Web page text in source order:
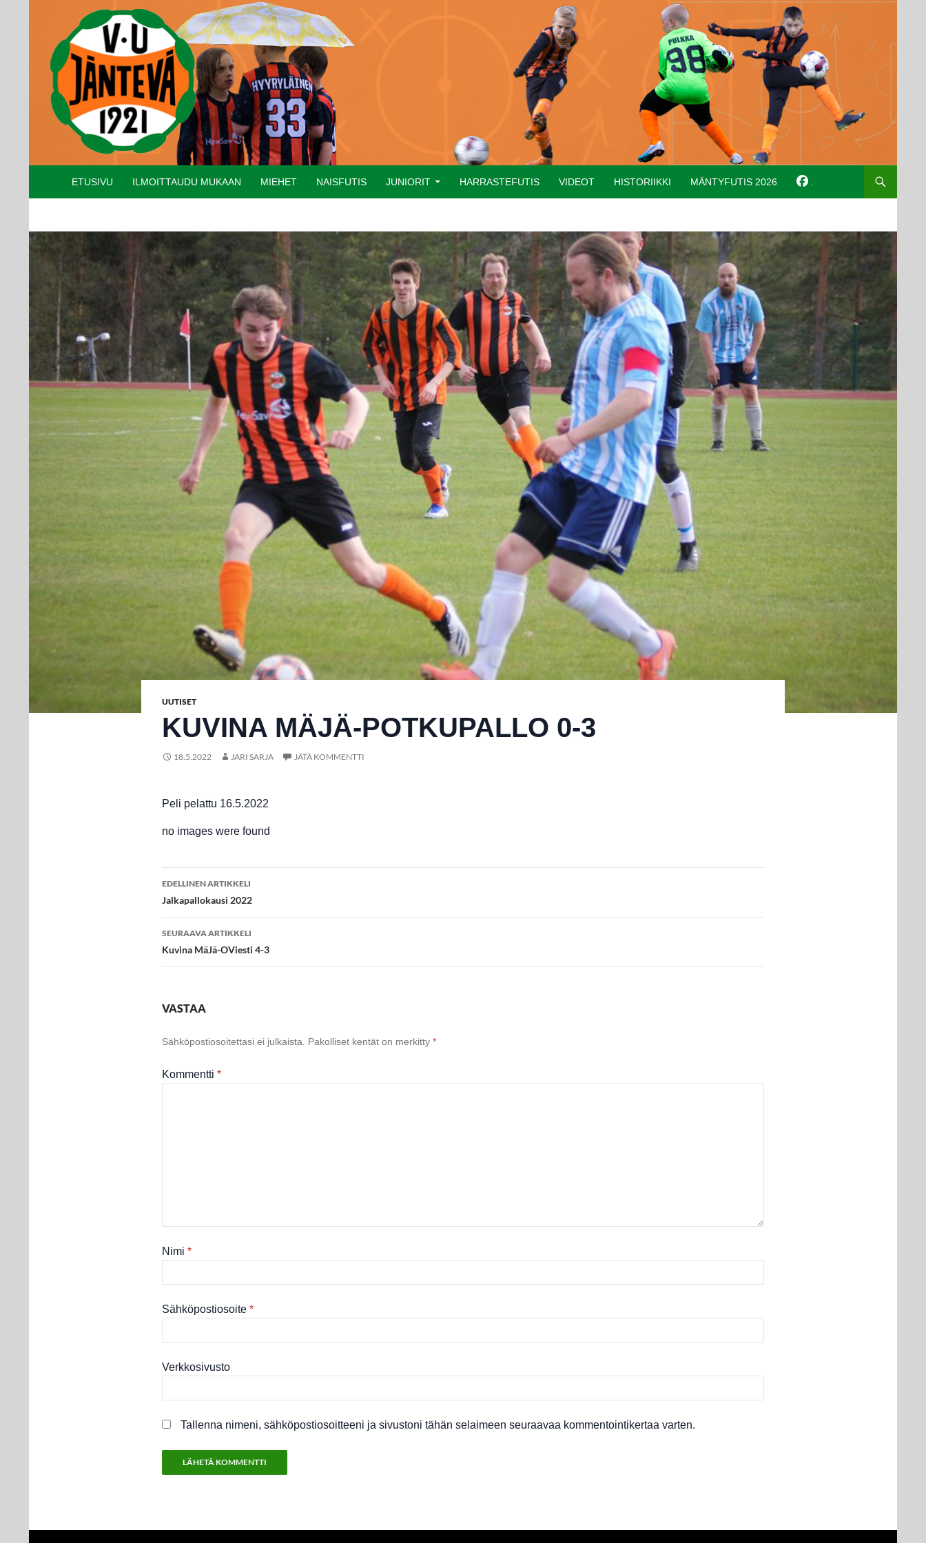
ETUSIVU
ILMOITTAUDU MUKAAN MIEHET NAISFUTIS JUNIORIT HARRASTEFUTIS VIDEOT HISTORIIKKI MÄNTYFUTIS 2026
UUTISET
KUVINA MÄJÄ-POTKUPALLO 0-3
18.5.2022 JARI SARJA JÄTÄ KOMMENTTI
Peli pelattu 16.5.2022
no images were found
Artikkelien
selaus
EDELLINEN ARTIKKELI
Jalkapallokausi 2022
SEURAAVA ARTIKKELI
Kuvina MäJä-OViesti 4-3
VASTAA
Sähköpostiosoitettasi ei julkaista. Pakolliset kentät on merkitty *
Kommentti *
Nimi *
Sähköpostiosoite *
Verkkosivusto
Tallenna nimeni, sähköpostiosoitteeni ja sivustoni tähän selaimeen seuraavaa kommentointikertaa varten.